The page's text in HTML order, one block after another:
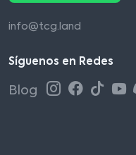
info@tcg.land
Síguenos en Redes
Blog